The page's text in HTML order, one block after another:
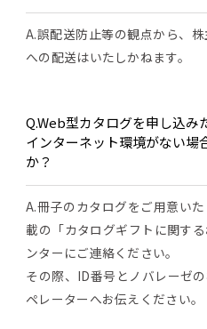
A.誤配送防止等の観点から、
への配送はいたしかねます。
Q.Web型カタログを申し込み
インターネット環境がない場
か？
A.冊子のカタログをご用意い
載の「カタログギフトに関す
ンターにご連絡ください。
その際、ID番号とノバレーゼ
ペレーターへお伝えください。